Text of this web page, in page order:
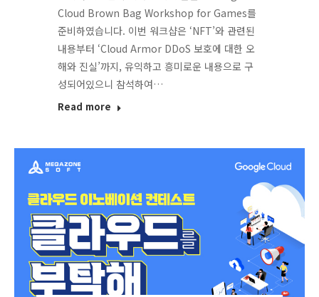
Cloud Brown Bag Workshop for Games를
준비하였습니다. 이번 워크샵은 ‘NFT’와 관련된
내용부터 ‘Cloud Armor DDoS 보호에 대한 오
해와 진실’까지, 유익하고 흥미로운 내용으로 구
성되어있으니 참석하여…
Read more